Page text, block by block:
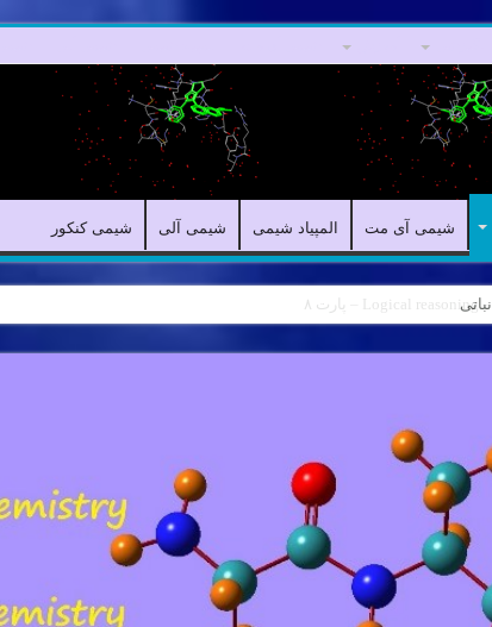
شیمی آی مت المپیاد شیمی شیمی آلی شیمی کنکور